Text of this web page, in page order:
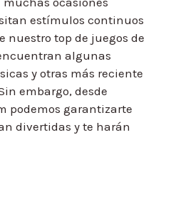
estímulos continuos
nuestro top de juegos de
algunas
y otras más reciente
embargo, desde
podemos garantizarte
divertidas y te harán